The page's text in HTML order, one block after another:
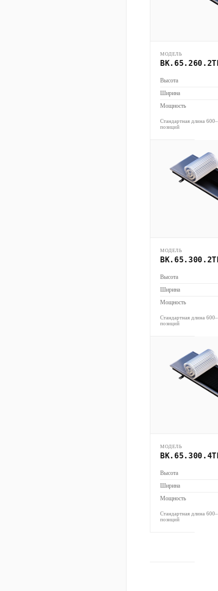
МОДЕЛЬ
Высота
Ширина
Мощность
Стандартная длина
позиций
МОДЕЛЬ
Высота
Ширина
Мощность
Стандартная длина
позиций
МОДЕЛЬ
Высота
Ширина
Мощность
Стандартная длина
позиций